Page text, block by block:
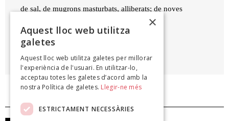
de sal, de mugrons masturbats, alliberats; de noves
, ja en noves esqueles.
Camps dalladors, 2022
×
Aquest lloc web utilitza
galetes
Aquest lloc web utilitza galetes per millorar
l'experiència de l'usuari. En utilitzar-lo,
acceptau totes les galetes d’acord amb la
nostra Política de galetes. Llegir-ne més
ESTRICTAMENT NECESSÀRIES